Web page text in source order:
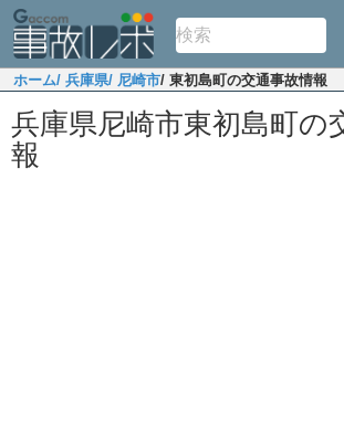
ホーム/ 兵庫県/ 尼崎市/ 東初島町の交通事故情報
兵庫県尼崎市東初島町の
報